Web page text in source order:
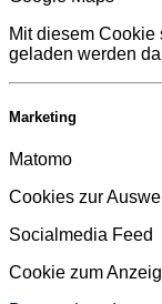
Mit diesem Cookie
geladen werden
Marketing
Matomo
Cookies zur
Socialmedia Feed
Cookie zum